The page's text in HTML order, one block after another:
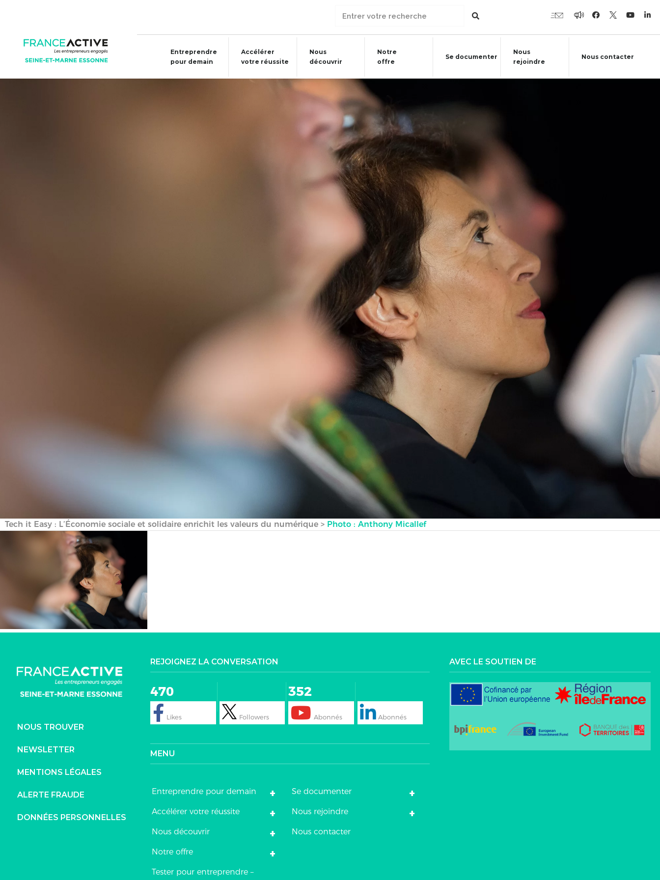
Entreprendre
pour demain
Accélérer
votre réussite
Nous
découvrir
Notre
offre
Se documenter
Nous
rejoindre
Nous contacter
Tech it Easy : L’Économie sociale et solidaire enrichit les valeurs du numérique > Photo : Anthony Micallef
NOUS TROUVER
NEWSLETTER
MENTIONS LÉGALES
ALERTE FRAUDE
DONNÉES PERSONNELLES
REJOIGNEZ LA CONVERSATION
470 352
MENU
+
Entreprendre pour demain
+
Accélérer votre réussite
+
Nous découvrir
+
Notre offre
Tester pour entreprendre –
+
Se documenter
+
Nous rejoindre
Nous contacter
AVEC LE SOUTIEN DE